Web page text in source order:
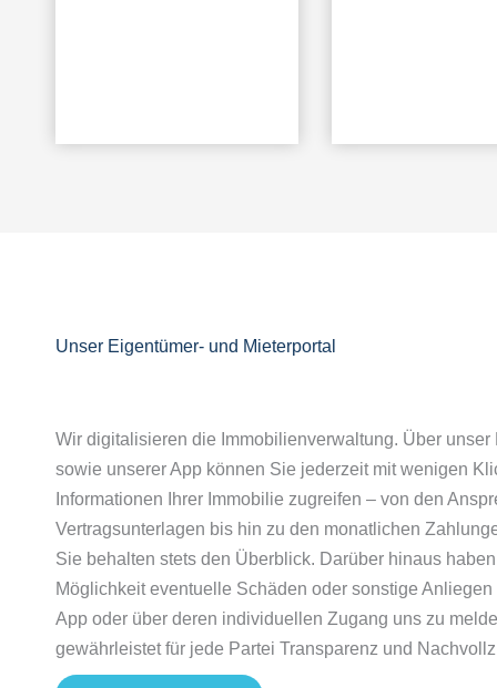
Unser Eigentümer- und Mieterportal
Wir digitalisieren die Immobilienverwaltung. Über unser
sowie unserer App können Sie jederzeit mit wenigen
Informationen Ihrer Immobilie zugreifen – von den
Vertragsunterlagen bis hin zu den monatlichen
Sie behalten stets den Überblick. Darüber hinaus
Möglichkeit eventuelle Schäden oder sonstige
App oder über deren individuellen Zugang uns zu
gewährleistet für jede Partei Transparenz und